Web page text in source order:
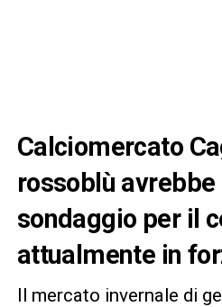
Calciomercato
rossoblù
sondaggio per il
attualmente in
Il mercato invernale di